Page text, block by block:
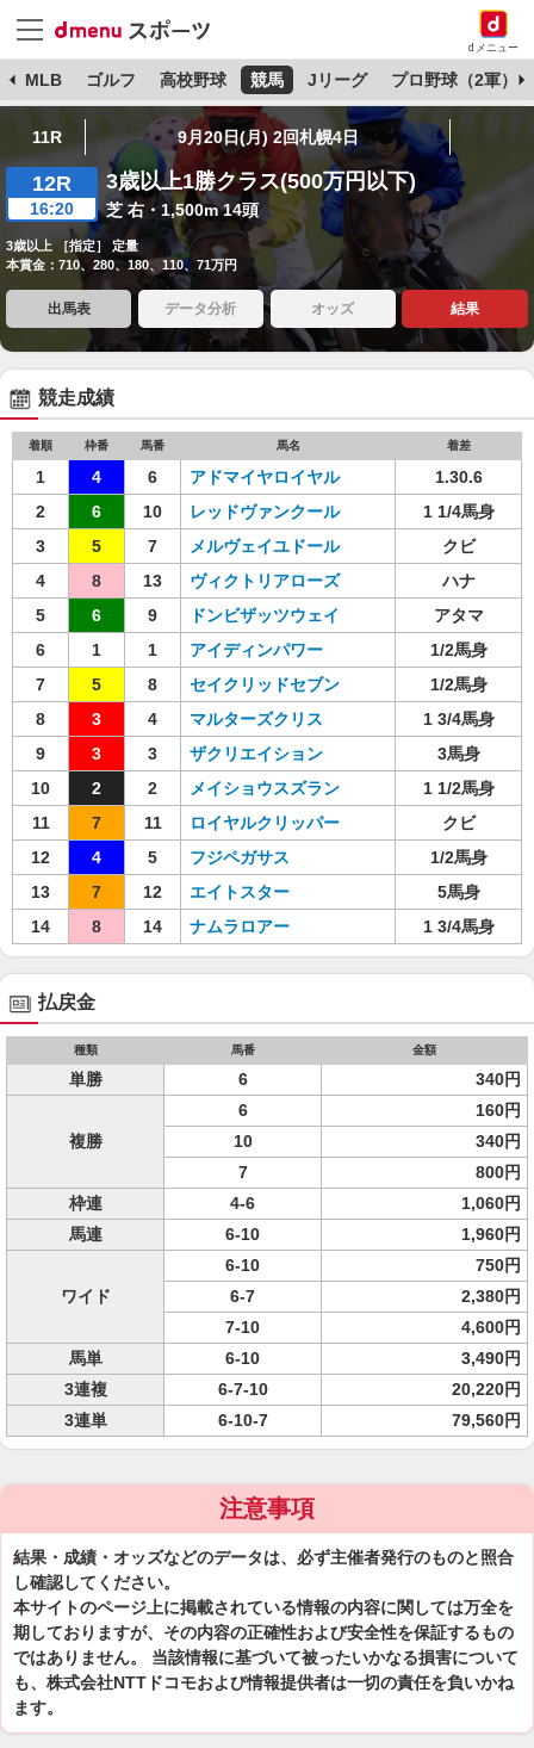
dメニュー
MLB ゴルフ 高校野球 競馬 Jリーグ プロ野球（2軍）
11R 9月20日(月) 2回札幌4日
12R
16:20
3歳以上1勝クラス(500万円以下)
芝 右・1,500m 14頭
3歳以上 ［指定］ 定量
本賞金：710、280、180、110、71万円
出馬表 データ分析 オッズ 結果
競走成績
着順 枠番 馬番 馬名 着差
1 4 6 アドマイヤロイヤル
1.30.6
2
6 10 レッドヴァンクール
1 1/4馬身
3
5 7 メルヴェイユドール
クビ
4
8 13 ヴィクトリアローズ
ハナ
5
6 9 ドンビザッツウェイ
アタマ
6
1 1 アイディンパワー
1/2馬身
7
5 8 セイクリッドセブン
1/2馬身
8
3 4 マルターズクリス
1 3/4馬身
9
3 3 ザクリエイション
3馬身
10
2 2 メイショウスズラン
1 1/2馬身
11
7 11 ロイヤルクリッパー
クビ
12
4 5 フジペガサス
1/2馬身
13
7 12 エイトスター
5馬身
14
8 14 ナムラロアー 1 3/4馬身
払戻金
種類 馬番 金額
単勝 6 340円
複勝
6
160円
10
340円
7
800円
枠連
4-6
1,060円
馬連
6-10 1,960円
ワイド
6-10
750円
6-7
2,380円
7-10
4,600円
馬単
6-10
3,490円
3連複
6-7-10
20,220円
3連単
6-10-7 79,560円
注意事項
結果・成績・オッズなどのデータは、必ず主催者発行のものと照合
し確認してください。
本サイトのページ上に掲載されている情報の内容に関しては万全を
期しておりますが、その内容の正確性および安全性を保証するもの
ではありません。 当該情報に基づいて被ったいかなる損害について
も、株式会社NTTドコモおよび情報提供者は一切の責任を負いかね
ます。